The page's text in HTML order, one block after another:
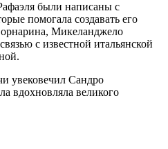
были написаны с
помогала создавать его
Микеланджело
с известной итальянской
увековечил Сандро
вдохновляла великого